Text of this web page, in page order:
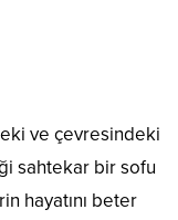
ve çevresindeki
sahtekar bir sofu
hayatını beter